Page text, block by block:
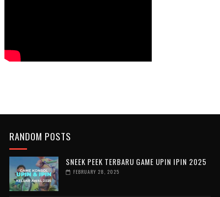
RANDOM POSTS
SNEEK PEEK TERBARU GAME UPIN IPIN 2025
FEBRUARY 28, 2025